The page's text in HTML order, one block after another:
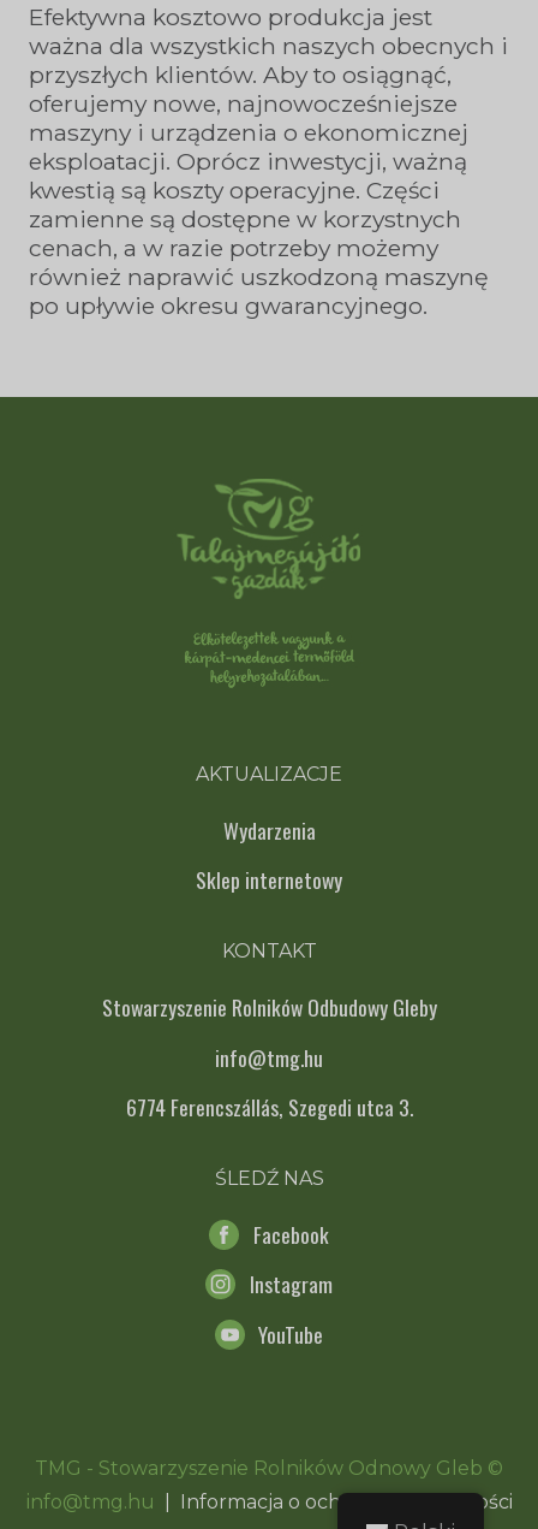
Efektywna kosztowo produkcja jest
ważna dla wszystkich naszych obecnych i
przyszłych klientów. Aby to osiągnąć,
oferujemy nowe, najnowocześniejsze
maszyny i urządzenia o ekonomicznej
eksploatacji. Oprócz inwestycji, ważną
kwestią są koszty operacyjne. Części
zamienne są dostępne w korzystnych
cenach, a w razie potrzeby możemy
również naprawić uszkodzoną maszynę
po upływie okresu gwarancyjnego.
AKTUALIZACJE
Wydarzenia
Sklep internetowy
KONTAKT
Stowarzyszenie Rolników Odbudowy Gleby
info@tmg.hu
6774 Ferencszállás, Szegedi utca 3.
ŚLEDŹ NAS
Facebook
Instagram
YouTube
TMG - Stowarzyszenie Rolników Odnowy Gleb ©
info@tmg.hu
Informacja o ochronie prywatności